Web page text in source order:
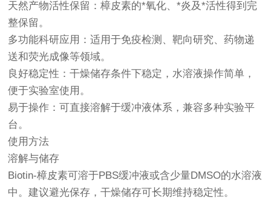
天然产物活性保留：樟皮素的*氧化、*炎及*活性得到完
整保留。
多功能科研应用：适用于免疫检测、靶向研究、药物递
送和荧光成像等领域。
良好稳定性：干燥储存条件下稳定，水溶液操作简单，
便于实验室使用。
易于操作：可直接溶解于缓冲液体系，兼容多种实验平
台。
使用方法
溶解与储存
Biotin-樟皮素可溶于PBS缓冲液或含少量DMSO的水溶液
中。建议避光保存，干燥储存可长期维持稳定性。